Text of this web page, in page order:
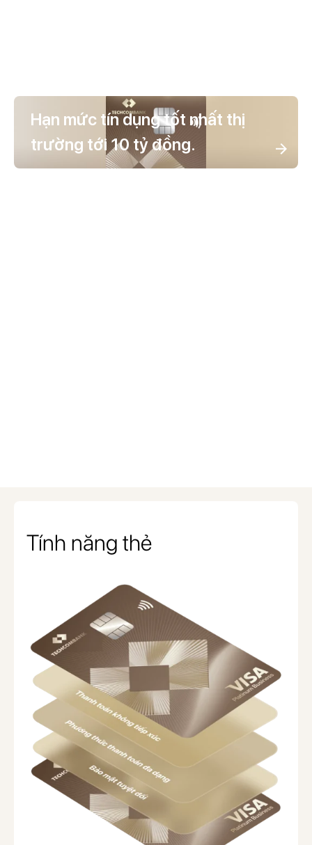
Hạn mức tín dụng tốt nhất thị
trường tới 10 tỷ đồng.
Tính năng thẻ